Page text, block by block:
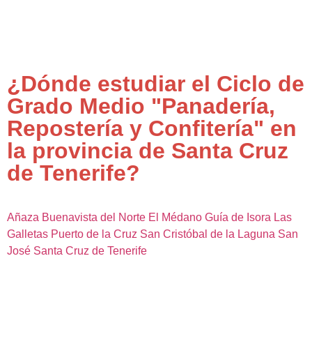
¿Dónde estudiar el Ciclo de
Grado Medio "Panadería,
Repostería y Confitería" en
la provincia de Santa Cruz
de Tenerife?
Añaza Buenavista del Norte El Médano Guía de Isora Las
Galletas Puerto de la Cruz San Cristóbal de la Laguna San
José Santa Cruz de Tenerife